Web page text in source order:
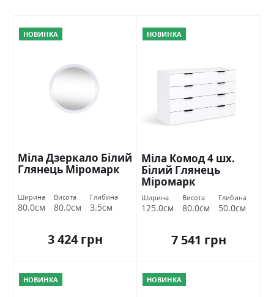
НОВИНКА
Міла Дзеркало Білий
Глянець Міромарк
Ширина
80.0см
Висота
80.0см
Глибина
3.5см
3 424 грн
НОВИНКА
Міла Комод 4 шх.
Білий Глянець
Міромарк
Ширина
125.0см
Висота
80.0см
Глибина
50.0см
7 541 грн
НОВИНКА НОВИНКА